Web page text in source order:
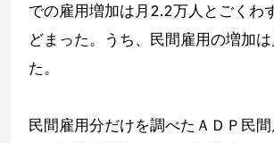
での雇用増加は月2.2万人とごくわ
どまった。うち、民間雇用の増加
た。
民間雇用分だけを調べたＡＤＰ民間